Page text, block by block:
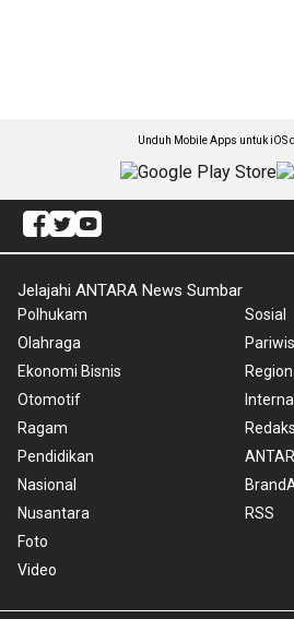
Unduh Mobile Apps untuk iOS
Jelajahi ANTARA News Sumbar
Polhukam
Olahraga
Ekonomi Bisnis
Otomotif
Ragam
Pendidikan
Nasional
Nusantara
Foto
Video
Sosial
RSS